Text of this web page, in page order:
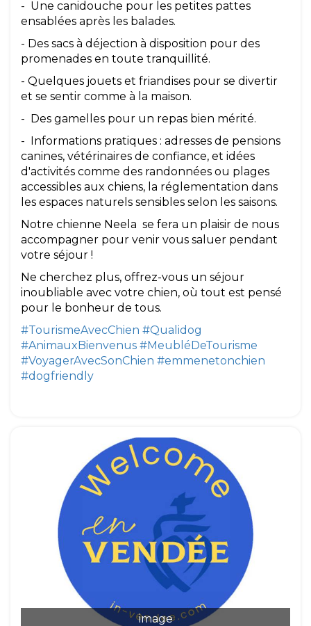
- Une canidouche pour les petites pattes
ensablées après les balades.
- Des sacs à déjection à disposition pour des
promenades en toute tranquillité.
- Quelques jouets et friandises pour se divertir
et se sentir comme à la maison.
- Des gamelles pour un repas bien mérité.
- Informations pratiques : adresses de pensions
canines, vétérinaires de confiance, et idées
d'activités comme des randonnées ou plages
accessibles aux chiens, la réglementation dans
les espaces naturels sensibles selon les saisons.
Notre chienne Neela se fera un plaisir de nous
accompagner pour venir vous saluer pendant
votre séjour !
Ne cherchez plus, offrez-vous un séjour
inoubliable avec votre chien, où tout est pensé
pour le bonheur de tous.
#TourismeAvecChien #Qualidog
#AnimauxBienvenus #MeubléDeTourisme
#VoyagerAvecSonChien #emmenetonchien
#dogfriendly
image